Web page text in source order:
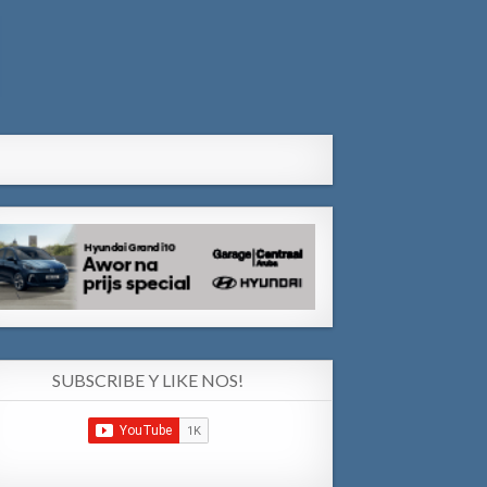
SUBSCRIBE Y LIKE NOS!